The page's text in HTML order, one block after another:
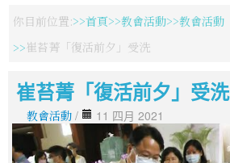
你目前位置: 首頁 教會活動
教會活動
崔苔菁「復活前夕」受洗
崔苔菁「復活前夕」受洗
教會活動 / 11 四月 2021